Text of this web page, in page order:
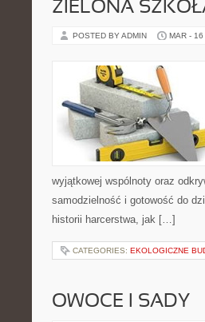
ZIELONA
POSTED BY ADMIN MAR -
wyjątkowej wspólnoty oraz
samodzielność i gotowość do
historii harcerstwa, jak […]
CATEGORIES: EKOLOGICZNE
OWOCE I SADY